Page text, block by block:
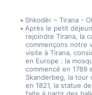
Shkodër – Tirana -
Après le petit
rejoindre Tirana, la
commençons notre
visite à Tirana,
en Europe : la
commencé en 1789
Skanderbeg, la tour
en 1821, la statue